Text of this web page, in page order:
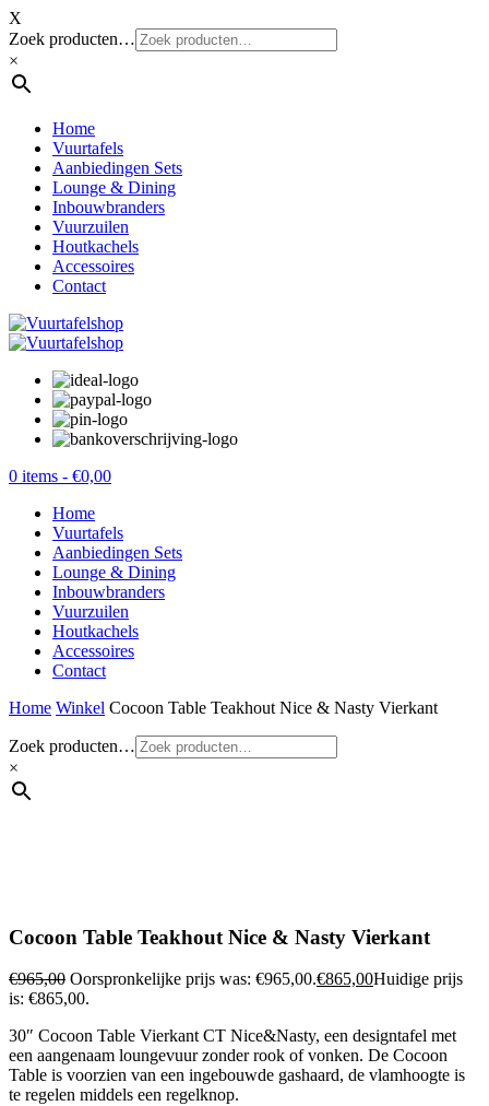
X
Zoek producten…
×
Home
Vuurtafels
Aanbiedingen Sets
Lounge & Dining
Inbouwbranders
Vuurzuilen
Houtkachels
Accessoires
Contact
0 items - €0,00
Home
Vuurtafels
Aanbiedingen Sets
Lounge & Dining
Inbouwbranders
Vuurzuilen
Houtkachels
Accessoires
Contact
Home Winkel Cocoon Table Teakhout Nice & Nasty Vierkant
Zoek producten…
×
Cocoon Table Teakhout Nice & Nasty Vierkant
€965,00 Oorspronkelijke prijs was: €965,00.€865,00Huidige prijs
is: €865,00.
30″ Cocoon Table Vierkant CT Nice&Nasty, een designtafel met
een aangenaam loungevuur zonder rook of vonken. De Cocoon
Table is voorzien van een ingebouwde gashaard, de vlamhoogte is
te regelen middels een regelknop.